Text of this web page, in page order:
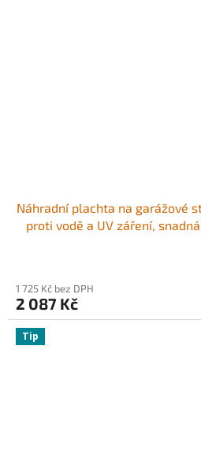
Náhradní plachta na garážové
proti vodě a UV záření,
1 725 Kč bez DPH
2 087 Kč
Tip